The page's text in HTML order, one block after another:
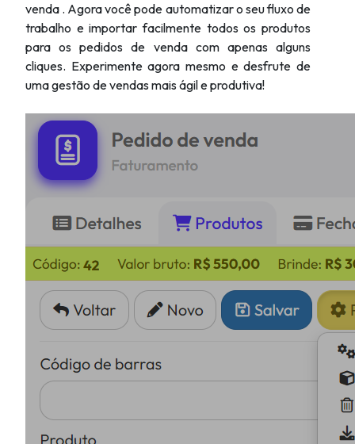
venda . Agora você pode automatizar o seu fluxo de
trabalho e importar facilmente todos os produtos
para os pedidos de venda com apenas alguns
cliques. Experimente agora mesmo e desfrute de
uma gestão de vendas mais ágil e produtiva!